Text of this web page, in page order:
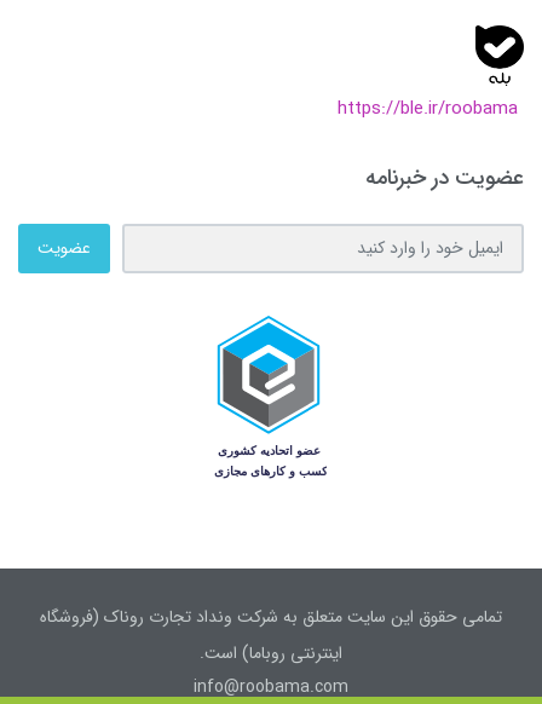
https://ble.ir/roobama
عضویت در خبرنامه
عضویت
تمامی حقوق این سایت متعلق به شرکت ونداد تجارت روناک (فروشگاه
اینترنتی روباما) است.
info@roobama.com